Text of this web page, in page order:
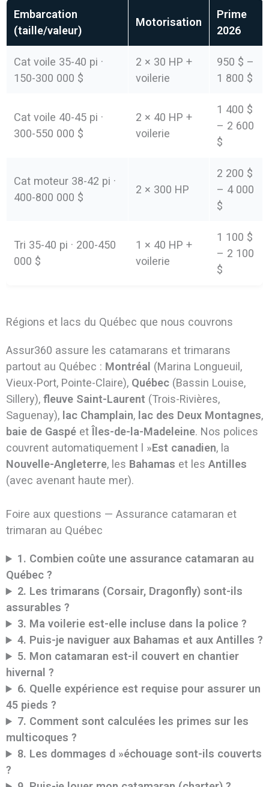
Embarcation
(taille/valeur)
Motorisation
Prime
2026
Cat voile 35-40 pi ·
150-300 000 $
2 × 30 HP +
voilerie
950 $ –
1 800 $
Cat voile 40-45 pi ·
300-550 000 $
2 × 40 HP +
voilerie
1 400 $
– 2 600
$
Cat moteur 38-42 pi ·
400-800 000 $
2 × 300 HP
2 200 $
– 4 000
$
Tri 35-40 pi · 200-450
000 $
1 × 40 HP +
voilerie
1 100 $
– 2 100
$
Régions et lacs du Québec que nous couvrons
Assur360 assure les catamarans et trimarans
partout au Québec : Montréal (Marina Longueuil,
Vieux-Port, Pointe-Claire), Québec(Bassin Louise,
Sillery), fleuve Saint-Laurent (Trois-Rivières,
Saguenay), lac Champlain, lac des Deux Montagnes,
baie de Gaspéet Îles-de-la-Madeleine. Nos polices
couvrent automatiquement l »Est canadien, la
Nouvelle-Angleterre, les Bahamas et les Antilles
(avec avenant haute mer).
Foire aux questions — Assurance catamaran et
trimaran au Québec
1. Combien coûte une assurance catamaran au
Québec ?
2. Les trimarans (Corsair, Dragonfly) sont-ils
assurables ?
3. Ma voilerie est-elle incluse dans la police ?
4. Puis-je naviguer aux Bahamas et aux Antilles ?
5. Mon catamaran est-il couvert en chantier
hivernal ?
6. Quelle expérience est requise pour assurer un
45 pieds ?
7. Comment sont calculées les primes sur les
multicoques ?
8. Les dommages d »échouage sont-ils couverts
?